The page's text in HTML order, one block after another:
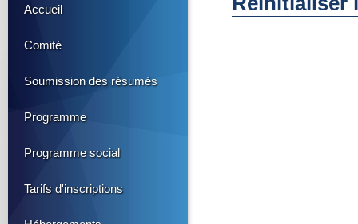
Accueil
Comité
Soumission des résumés
Programme
Programme social
Tarifs d'inscriptions